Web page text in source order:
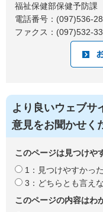
福祉保健部保健予防課
電話番号：(097)536-
ファクス：(097)532-
より良いウェブサ
意見をお聞かせく
このページは見つけや
1：見つけやすかった
3：どちらとも言え
このページの内容はわ